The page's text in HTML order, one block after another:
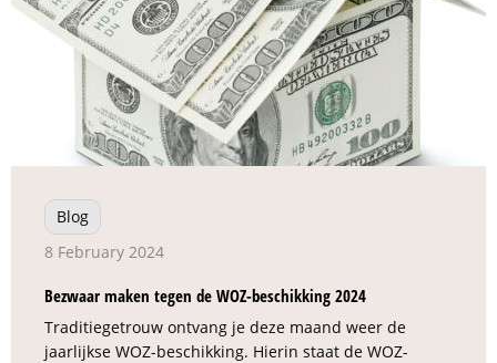
Blog
8 February 2024
Bezwaar maken tegen de WOZ-beschikking 2024
Traditiegetrouw ontvang je deze maand weer de
jaarlijkse WOZ-beschikking. Hierin staat de WOZ-